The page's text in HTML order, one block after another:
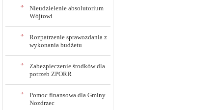
Nieudzielenie absolutorium
Wójtowi
Rozpatrzenie sprawozdania z
wykonania budżetu
Zabezpieczenie środków dla
potrzeb ZPORR
Pomoc finansowa dla Gminy
Nozdrzec